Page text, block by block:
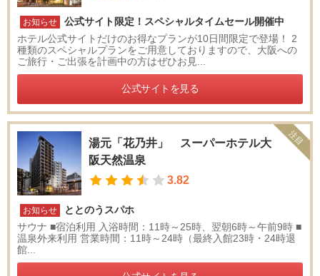
お知らせ
公式サイト限定！スペシャルタイムセール開催中
ホテル公式サイトだけのお得なプランが10日間限定で登場！ 2
種類のスペシャルプランをご用意しておりますので、大阪への
ご旅行・ご出張を計画中の方はぜひお見...
公式サイトを見る
湯元「花乃井」 スーパーホテル大
阪天然温泉
3.82
お知らせ
ととのうスパホ
サウナ ■宿泊利用 入浴時間：11時～25時、翌朝6時～午前9時 ■
温泉外来利用 営業時間：11時～24時（最終入館23時・24時退
館...
注目